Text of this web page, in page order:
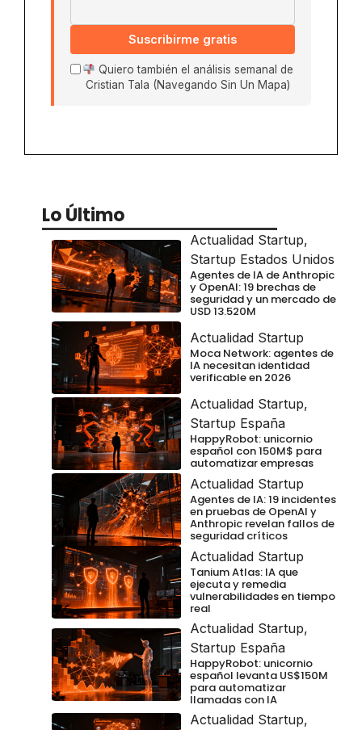
Suscribirme gratis
Quiero también el análisis semanal de
Cristian Tala (Navegando Sin Un Mapa)
Lo Último
Actualidad Startup,
Startup Estados Unidos
Agentes de IA de Anthropic
y OpenAI: 19 brechas de
seguridad y un mercado de
USD 13.520M
Actualidad Startup
Moca Network: agentes de
IA necesitan identidad
verificable en 2026
Actualidad Startup,
Startup España
HappyRobot: unicornio
español con 150M$ para
automatizar empresas
Actualidad Startup
Agentes de IA: 19 incidentes
en pruebas de OpenAI y
Anthropic revelan fallos de
seguridad críticos
Actualidad Startup
Tanium Atlas: IA que
ejecuta y remedia
vulnerabilidades en tiempo
real
Actualidad Startup,
Startup España
HappyRobot: unicornio
español levanta US$150M
para automatizar
llamadas con IA
Actualidad Startup,